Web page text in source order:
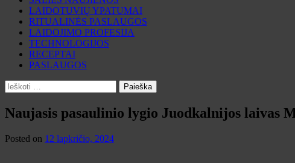
LAIDOTUVIŲ YPATUMAI
RITUALINĖS PASLAUGOS
LAIDOJIMO PROFESIJA
TECHNOLOGIJOS
RECEPTAI
PASLAUGOS
Ieškoti:
Naujasis pasaulinio lygio Juodkalnijos laivas
Posted on 12 lapkričio, 2024